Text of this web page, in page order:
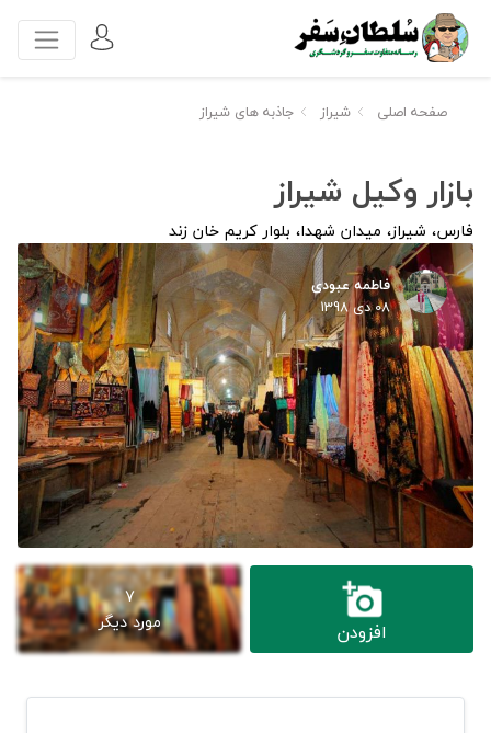
صفحه اصلی شیراز جاذبه های شیراز
بازار وکیل شیراز
فارس، شیراز، میدان شهدا، بلوار کریم خان زند
فاطمه عبودی
08 دی 1398
افزودن
7
مورد دیگر